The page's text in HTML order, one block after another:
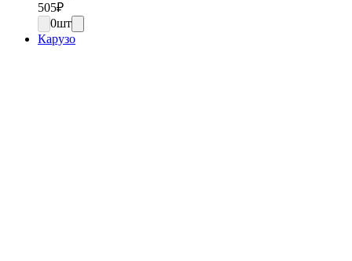
505₽
0шт
Карузо